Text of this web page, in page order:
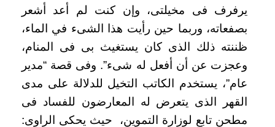
يرفرف فى مخيلتى، وإن كنت لم أعد أشعر
بصفعاته، وربما حين رأيت هذا الشىء في الماء،
ظننته ذلك الذى كان يستغيث بى فى المنام،
وعجزت عن أن أفعل له شىء”. وفى قصة “مدير
عام”، يستخدم الكاتب التخيل للدلالة على مدى
القهر الذى يتعرض له المعارضون للفساد فى
مطحن تابع لوزارة التموين، حيث يحكى الراوى: